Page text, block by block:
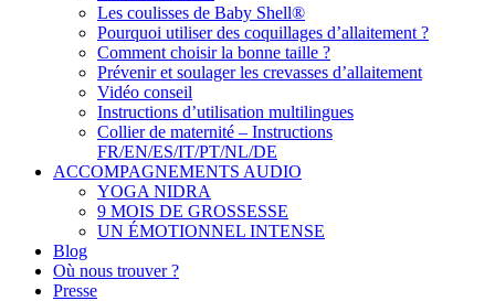
Les coulisses de Baby Shell®
Pourquoi utiliser des coquillages d’allaitement ?
Comment choisir la bonne taille ?
Prévenir et soulager les crevasses d’allaitement
Vidéo conseil
Instructions d’utilisation multilingues
Collier de maternité – Instructions
FR/EN/ES/IT/PT/NL/DE
ACCOMPAGNEMENTS AUDIO
YOGA NIDRA
9 MOIS DE GROSSESSE
UN ÉMOTIONNEL INTENSE
Blog
Où nous trouver ?
Presse